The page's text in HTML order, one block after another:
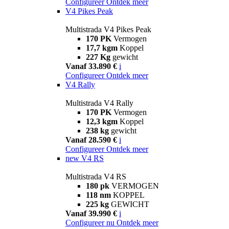
V4 Pikes Peak
Multistrada V4 Pikes Peak
170 PK Vermogen
17,7 kgm Koppel
227 Kg gewicht
Vanaf 33.890 € i
Configureer Ontdek meer
V4 Rally
Multistrada V4 Rally
170 PK Vermogen
12,3 kgm Koppel
238 kg gewicht
Vanaf 28.590 € i
Configureer Ontdek meer
new V4 RS
Multistrada V4 RS
180 pk VERMOGEN
118 nm KOPPEL
225 kg GEWICHT
Vanaf 39.990 € i
Configureer nu Ontdek meer